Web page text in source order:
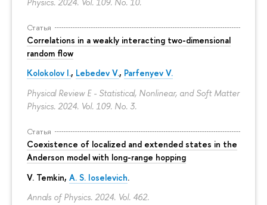
Статья
Correlations in a weakly interacting two-dimensional
random flow
Kolokolov I., Lebedev V., Parfenyev V.
Physical Review E - Statistical, Nonlinear, and Soft Matter
Physics. 2024. Vol. 109. No. 3.
Статья
Coexistence of localized and extended states in the
Anderson model with long-range hopping
V. Temkin, A. S. Ioselevich.
Annals of Physics. 2024. Vol. 462.